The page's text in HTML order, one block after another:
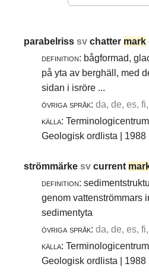
parabelrisssvchatter mark
definition: bågformad,
på yta av berghäll, med
sidan i isröre ...
övriga språk: da, de, es,
källa:
Geologisk ordlista | 1988
strömmärkesvcurrent
definition:
genom vattenströmmars
sedimentyta
övriga språk: da, de, es,
källa:
Geologisk ordlista | 1988